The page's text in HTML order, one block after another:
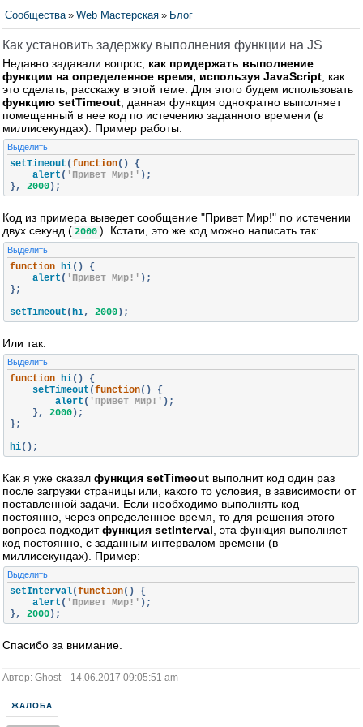
Сообщества » Web Мастерская » Блог
Как установить задержку выполнения функции на JS
Недавно задавали вопрос, как придержать выполнение
функции на определенное время, используя JavaScript , как
это сделать, расскажу в этой теме. Для этого будем использовать
функцию setTimeout , данная функция однократно выполняет
помещенный в нее код по истечению заданного времени (в
миллисекундах). Пример работы:
Выделить
setTimeout (function()
{
    alert
( 'Привет Мир!' );
},
2000);
Код из примера выведет сообщение "Привет Мир!" по истечении
двух секунд ( 2000 ). Кстати, это же код можно написать так:
Выделить
function hi()
{
    alert
( 'Привет Мир!' );
};
setTimeout (hi, 2000);
Или так:
Выделить
function hi()
{
    setTimeout
(function()
{
        alert
( 'Привет Мир!' );
},
2000);
};
hi();
Как я уже сказал функция setTimeout выполнит код один раз
после загрузки страницы или, какого то условия, в зависимости от
поставленной задачи. Если необходимо выполнять код
постоянно, через определенное время, то для решения этого
вопроса подходитфункция setInterval , эта функция выполняет
код постоянно, с заданным интервалом времени (в
миллисекундах). Пример:
Выделить
setInterval(function()
{
    alert
( 'Привет Мир!' );
},
2000);
Спасибо за внимание.
Автор: Ghost14.06.2017 09:05:51 am
ЖАЛОБА